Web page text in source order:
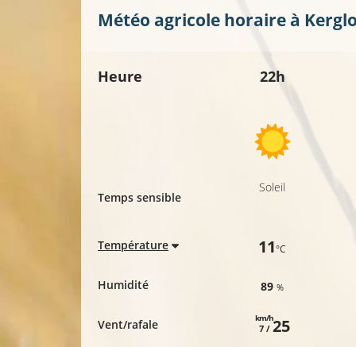
Météo agricole horaire à
Heure
Temps sensible
Température
Humidité
Vent/rafale
22h
Soleil
11°C
89%
7 /
km/h25